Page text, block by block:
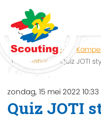
Home Zoeken
Activiteit
Quiz JOTI
zondag, 15 mei 2022 10:33
Quiz JOTI